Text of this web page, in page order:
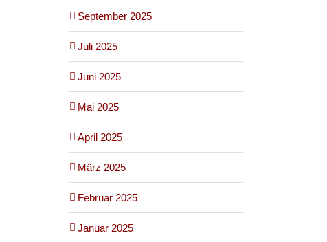
September 2025
Juli 2025
Juni 2025
Mai 2025
April 2025
März 2025
Februar 2025
Januar 2025